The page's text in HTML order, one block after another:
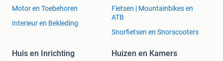
Motor en Toebehoren
Interieur en Bekleding
Fietsen | Mountainbikes en
ATB
Snorfietsen en Snorscooters
Huis en Inrichting Huizen en Kamers